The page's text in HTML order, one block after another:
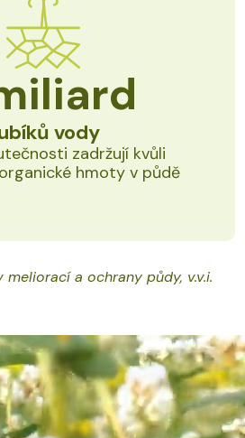
vody
zadržují kvůli
hmoty v půdě
a ochrany půdy, v.v.i.